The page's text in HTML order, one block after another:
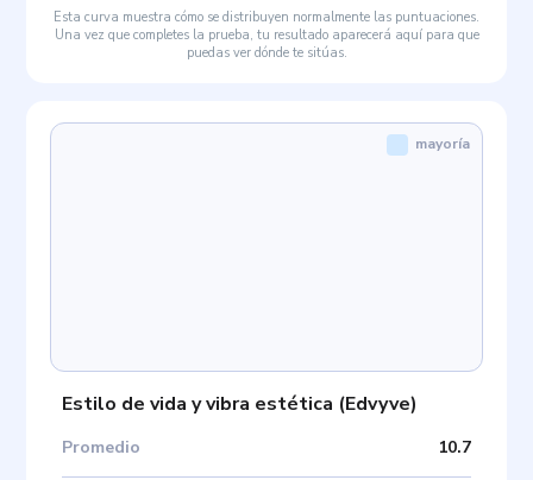
Esta curva muestra cómo se distribuyen normalmente las puntuaciones.
Una vez que completes la prueba, tu resultado aparecerá aquí para que
puedas ver dónde te sitúas.
Estilo de vida y vibra estética (Edvyve)
Promedio 10.7
mayoría